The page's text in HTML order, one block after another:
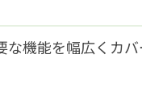
な機能を幅広くカ